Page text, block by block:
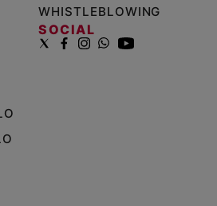
WHISTLEBLOWING
SOCIAL